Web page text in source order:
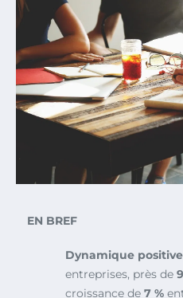
EN BREF
Dynamique positive
entreprises, près de
croissance de 7 %